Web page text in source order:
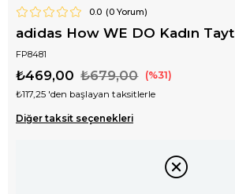
0.0 (0Yorum)
adidas How WE DO Kadın Tayt
FP8481
₺679,00
₺469,00 31
₺117,25 'den başlayan taksitlerle
Diğer taksit seçenekleri